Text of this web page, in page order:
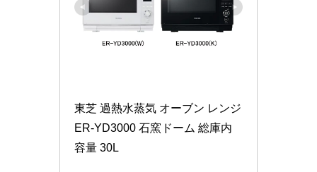
東芝 過熱水蒸気 オーブン レンジ
ER-YD3000 石窯ドーム 総庫内
容量 30L